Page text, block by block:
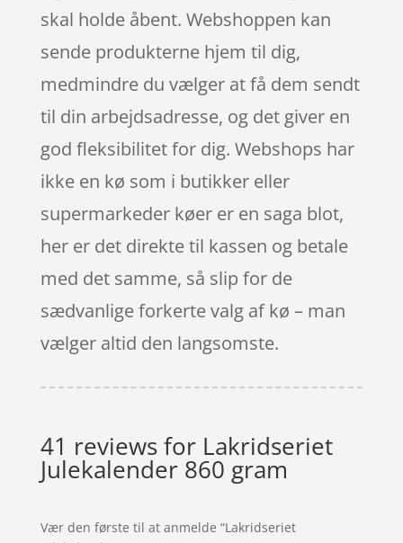
skal holde åbent. Webshoppen kan
sende produkterne hjem til dig,
medmindre du vælger at få dem sendt
til din arbejdsadresse, og det giver en
god fleksibilitet for dig. Webshops har
ikke en kø som i butikker eller
supermarkeder køer er en saga blot,
her er det direkte til kassen og betale
med det samme, så slip for de
sædvanlige forkerte valg af kø – man
vælger altid den langsomste.
41 reviews for Lakridseriet
Julekalender 860 gram
Vær den første til at anmelde “Lakridseriet